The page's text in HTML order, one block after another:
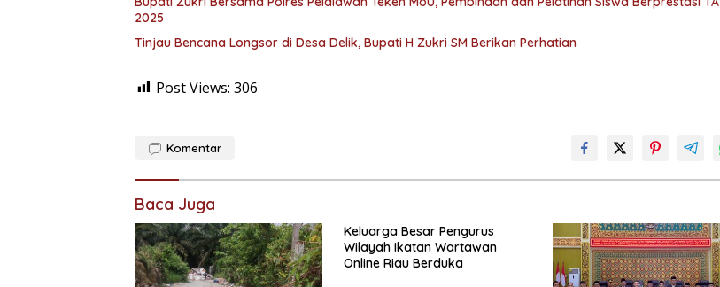
2025
Tinjau Bencana Longsor di Desa Delik, Bupati H Zukri SM Berikan Perhatian
Post Views: 306
Komentar
Baca Juga
Keluarga Besar Pengurus
Wilayah Ikatan Wartawan
Online Riau Berduka